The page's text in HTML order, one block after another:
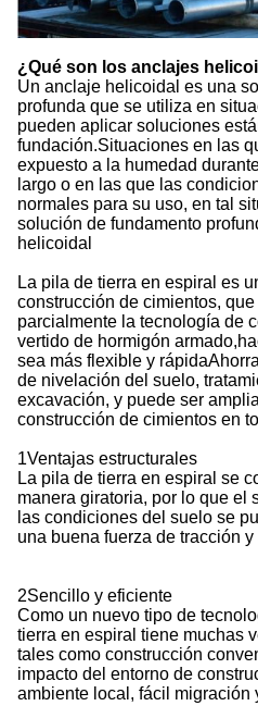
¿Qué son los anclajes
Un anclaje helicoidal es una
profunda que se utiliza en
pueden aplicar soluciones
fundación.Situaciones en las
expuesto a la humedad
largo o en las que las
normales para su uso, en tal
solución de fundamento
helicoidal
La pila de tierra en espiral es
construcción de cimientos,
parcialmente la tecnología de
vertido de hormigón
sea más flexible y
de nivelación del suelo,
excavación, y puede ser
construcción de cimientos en
1Ventajas estructurales
La pila de tierra en espiral se
manera giratoria, por lo que el
las condiciones del suelo se
una buena fuerza de tracción
2Sencillo y eficiente
Como un nuevo tipo de
tierra en espiral tiene muchas
tales como construcción
impacto del entorno de
ambiente local, fácil migración